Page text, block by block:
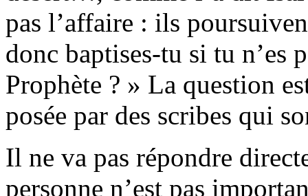
pas l’affaire : ils
donc baptises-tu si tu
Prophète ? » La question
posée par des scribes qui
Il ne va pas répondre
personne n’est pas